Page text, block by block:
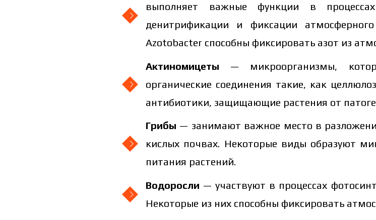
выполняет важные функции в
денитрификации и фиксации
Azotobacter способны фиксировать азот из
Актиномицеты — микроорганизмы,
органические соединения такие, как
антибиотики, защищающие растения от
Грибы — занимают важное место в
кислых почвах. Некоторые виды образуют
питания растений.
Водоросли — участвуют в процессах
Некоторые из них способны фиксировать
Заказать
Связаться с
Связаться с